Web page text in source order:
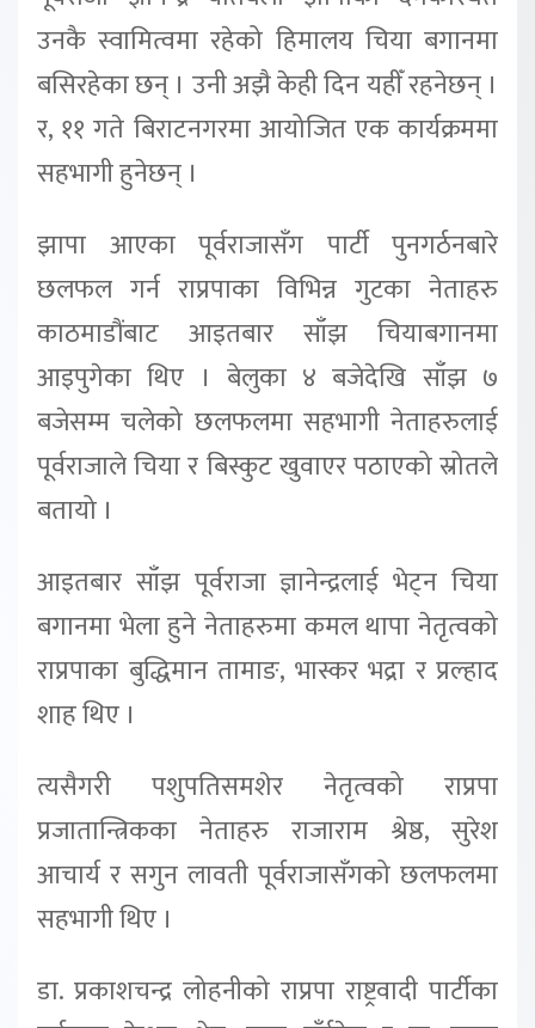
उनकै स्वामित्वमा रहेको हिमालय चिया बगानमा
बसिरहेका छन् । उनी अझै केही दिन यहीँ रहनेछन् ।
र, ११ गते बिराटनगरमा आयोजित एक कार्यक्रममा
सहभागी हुनेछन् ।
झापा आएका पूर्वराजासँग पार्टी पुनगर्ठनबारे
छलफल गर्न राप्रपाका विभिन्न गुटका नेताहरु
काठमाडौंबाट आइतबार साँझ चियाबगानमा
आइपुगेका थिए । बेलुका ४ बजेदेखि साँझ ७
बजेसम्म चलेको छलफलमा सहभागी नेताहरुलाई
पूर्वराजाले चिया र बिस्कुट खुवाएर पठाएको स्रोतले
बतायो ।
आइतबार साँझ पूर्वराजा ज्ञानेन्द्रलाई भेट्न चिया
बगानमा भेला हुने नेताहरुमा कमल थापा नेतृत्वको
राप्रपाका बुद्धिमान तामाङ, भास्कर भद्रा र प्रल्हाद
शाह थिए ।
त्यसैगरी पशुपतिसमशेर नेतृत्वको राप्रपा
प्रजातान्त्रिकका नेताहरु राजाराम श्रेष्ठ, सुरेश
आचार्य र सगुन लावती पूर्वराजासँगको छलफलमा
सहभागी थिए ।
डा. प्रकाशचन्द्र लोहनीको राप्रपा राष्ट्रवादी पार्टीका